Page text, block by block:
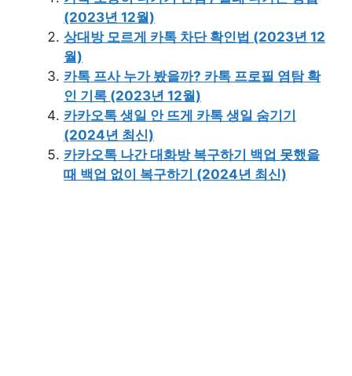
(2023년 12월)
상대방 모르게 카톡 차단 확인법 (2023년 12
월)
카톡 프사 누가 봤을까? 카톡 프로필 염탐 확
인 기록 (2023년 12월)
카카오톡 생일 안 뜨게 카톡 생일 숨기기
(2024년 최신)
카카오톡 나간 대화방 복구하기 백업 못했을
때 백업 없이 복구하기 (2024년 최신)